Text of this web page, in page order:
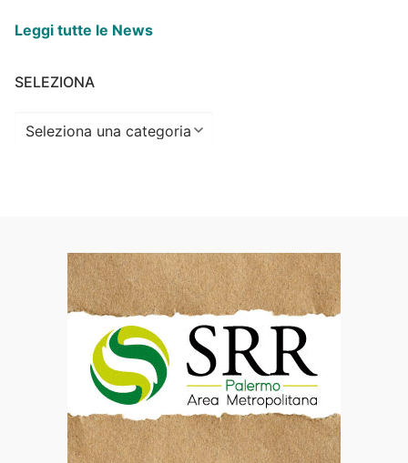
Leggi tutte le News
SELEZIONA
Seleziona